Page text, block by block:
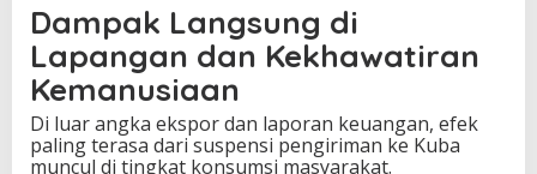
Dampak Langsung di
Lapangan dan Kekhawatiran
Kemanusiaan
Di luar angka ekspor dan laporan keuangan, efek
paling terasa dari suspensi pengiriman ke Kuba
muncul di tingkat konsumsi masyarakat.